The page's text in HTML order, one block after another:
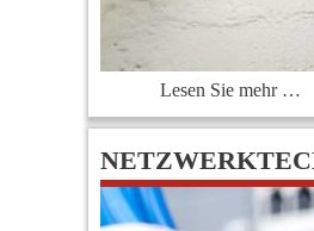
Lesen Sie mehr …